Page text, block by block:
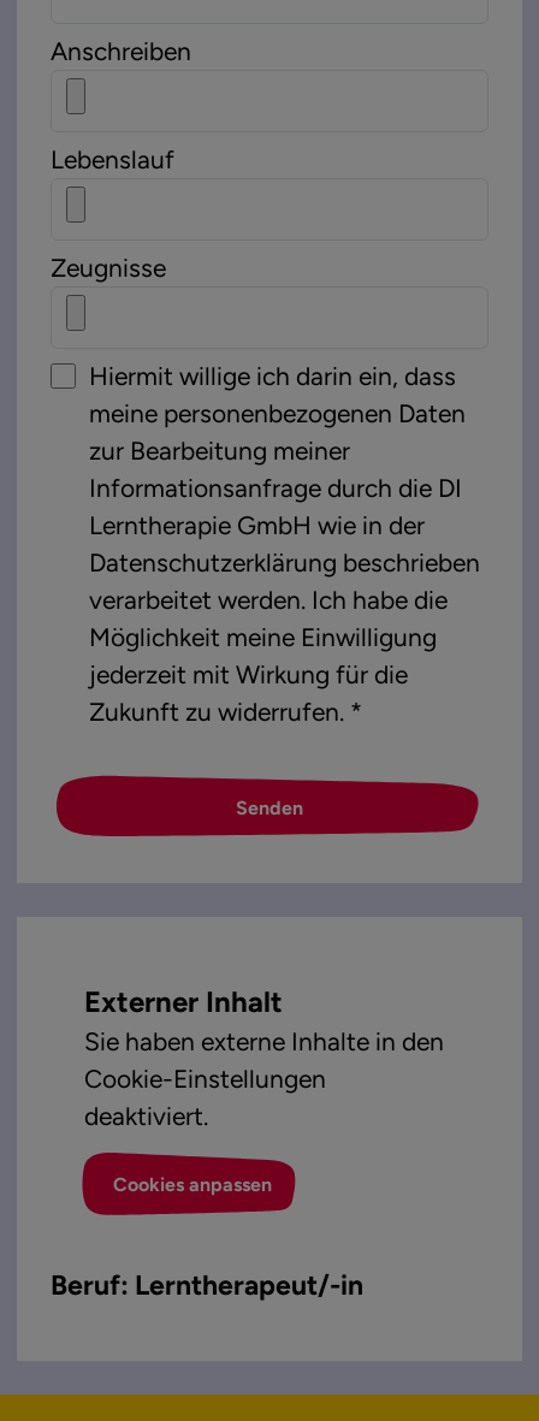
Anschreiben
Lebenslauf
Zeugnisse
Hiermit willige ich darin ein, dass
meine personenbezogenen Daten
zur Bearbeitung meiner
Informationsanfrage durch die DI
Lerntherapie GmbH wie in der
Datenschutzerklärung beschrieben
verarbeitet werden. Ich habe die
Möglichkeit meine Einwilligung
jederzeit mit Wirkung für die
Zukunft zu widerrufen. *
Senden
Externer Inhalt
Sie haben externe Inhalte in den
Cookie-Einstellungen
deaktiviert.
Cookies anpassen
Beruf: Lerntherapeut/-in